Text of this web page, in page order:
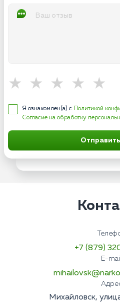
Я ознакомлен(а) с Политикой
Согласие на обработку
+7 (879)
E-
Михайловск,